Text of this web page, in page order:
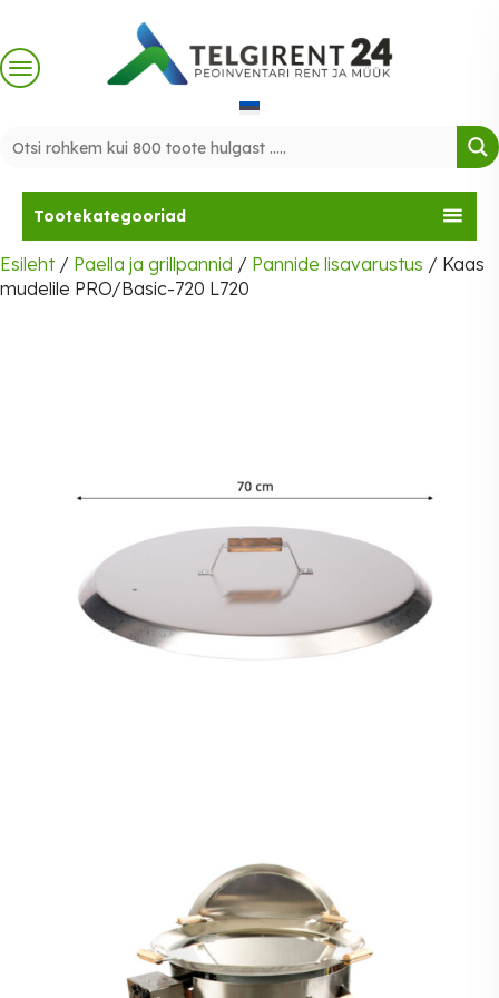
content
Tootekategooriad
Esileht/ Paella ja grillpannid / Pannide lisavarustus / Kaas
mudelile PRO/Basic-720 L720